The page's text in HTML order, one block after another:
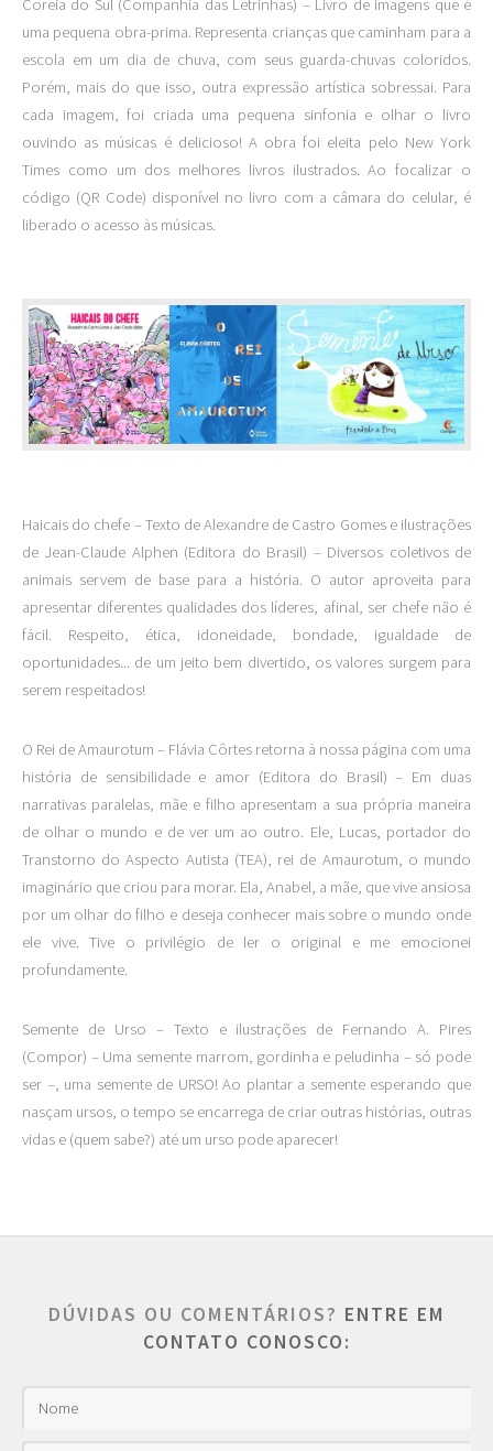
uma pequena obra-prima. Representa crianças que caminham para a
escola em um dia de chuva, com seus guarda-chuvas coloridos.
Porém, mais do que isso, outra expressão artística sobressai. Para
cada imagem, foi criada uma pequena sinfonia e olhar o livro
ouvindo as músicas é delicioso! A obra foi eleita pelo New York
Times como um dos melhores livros ilustrados. Ao focalizar o
código (QR Code) disponível no livro com a câmara do celular, é
liberado o acesso às músicas.
Haicais do chefe – Texto de Alexandre de Castro Gomes e ilustrações
de Jean-Claude Alphen (Editora do Brasil) – Diversos coletivos de
animais servem de base para a história. O autor aproveita para
apresentar diferentes qualidades dos líderes, afinal, ser chefe não é
fácil. Respeito, ética, idoneidade, bondade, igualdade de
oportunidades... de um jeito bem divertido, os valores surgem para
serem respeitados!
O Rei de Amaurotum – Flávia Côrtes retorna à nossa página com uma
história de sensibilidade e amor (Editora do Brasil) – Em duas
narrativas paralelas, mãe e filho apresentam a sua própria maneira
de olhar o mundo e de ver um ao outro. Ele, Lucas, portador do
Transtorno do Aspecto Autista (TEA), rei de Amaurotum, o mundo
imaginário que criou para morar. Ela, Anabel, a mãe, que vive ansiosa
por um olhar do filho e deseja conhecer mais sobre o mundo onde
ele vive. Tive o privilégio de ler o original e me emocionei
profundamente.
Semente de Urso – Texto e ilustrações de Fernando A. Pires
(Compor) – Uma semente marrom, gordinha e peludinha – só pode
ser –, uma semente de URSO! Ao plantar a semente esperando que
nasçam ursos, o tempo se encarrega de criar outras histórias, outras
vidas e (quem sabe?) até um urso pode aparecer!
DÚVIDAS OU COMENTÁRIOS? ENTRE EM
CONTATO CONOSCO: